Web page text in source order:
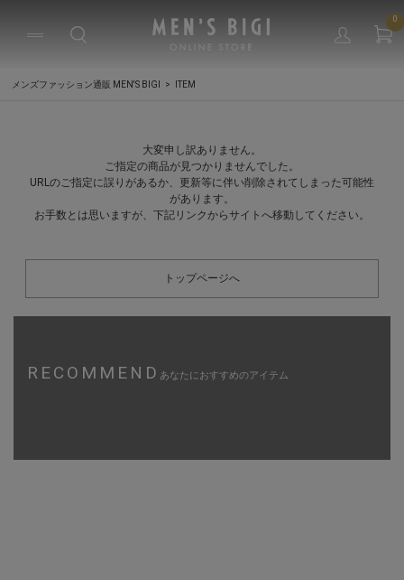
0
メンズファッション通販 MEN'S BIGI ITEM
大変申し訳ありません。
ご指定の商品が見つかりませんでした。
URLのご指定に誤りがあるか、更新等に伴い削除されてしまった可能性
があります。
お手数とは思いますが、下記リンクからサイトへ移動してください。
トップページへ
RECOMMEND あなたにおすすめのアイテム